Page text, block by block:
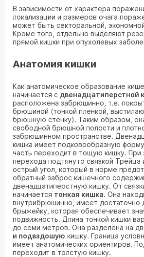
В зависимости от характера
локализации и размеров очага
может быть секторальной,
Кроме того, отдельно выделяют
прямой кишки при опухолевых
Анатомия кишки
Как анатомическое образование
начинается с двенадцатиперстной
расположена забрюшинно, т.е.
брюшиной (тонкой пленкой,
брюшную стенку). Таким образом,
свободной брюшной полости и
забрюшинном пространстве.
кишка имеет подковообразную
часть переходит в тощую кишку. При
перехода подтянуто связкой Трейца
острый угол, который в норме
обратный заброс кишечного
двенадцатиперстную кишку. От
начинается тонкая кишка. Она
внутрибрюшинно, имеет достаточно
брыжейку, которая обеспечивает
подвижность. Длина тонкой кишки
до семи метров. Она разделена на
и подвздошую кишку. Граница
имеет анатомических ориентиров.
переходит в толстую кишку.